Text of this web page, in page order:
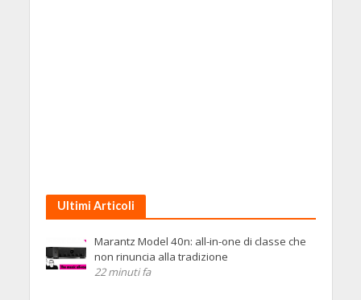
Ultimi Articoli
Marantz Model 40n: all-in-one di classe che
non rinuncia alla tradizione
22 minuti fa